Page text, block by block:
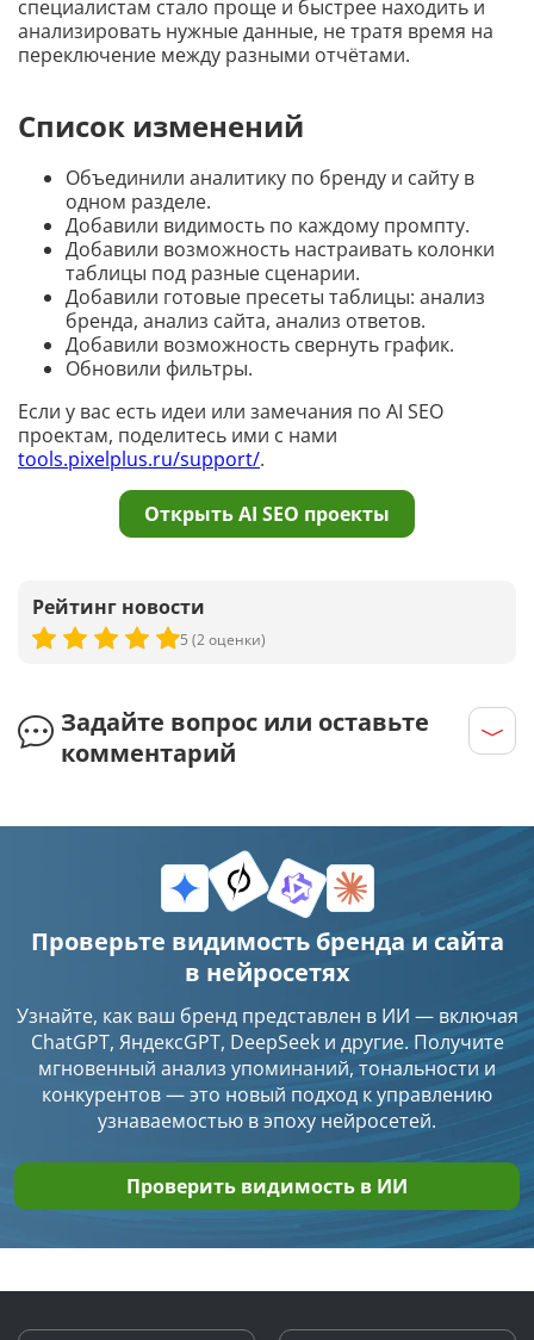
Семантическое ядро
Комплексный анализ запросов
Группировка запросов по ТОПу
Лемматизация и удаление дублей
Список запросов из Яндекс Вебмастера
Детальный анализ запроса
Сбор частот и запросов из Яндекс Вордстат
Поисковые подсказки Яндекса
Поисковые подсказки Google
Подбор семантики для сайта или страницы
Поиск дополняющих запросов
Аудит и аналитика
Проверка позиций сайта в Яндексе и Google
Список URL в ТОП
Проверка индексации страниц в Яндексе и
Google
Отправка на индексацию страниц в Яндекс
и Google
Быстрый анализ списка сайтов
Yandex Search API (Яндекс.XML)
Анализ поведенческих факторов в Яндексе
Яндекс.Метрики
специалистам стало проще и быстрее находить и
анализировать нужные данные, не тратя время на
переключение между разными отчётами.
Список изменений
Объединили аналитику по бренду и сайту в
одном разделе.
Добавили видимость по каждому промпту.
Добавили возможность настраивать колонки
таблицы под разные сценарии.
Добавили готовые пресеты таблицы: анализ
бренда, анализ сайта, анализ ответов.
Добавили возможность свернуть график.
Обновили фильтры.
Если у вас есть идеи или замечания по AI SEO
проектам, поделитесь ими с нами
tools.pixelplus.ru/support/.
Открыть AI SEO проекты
Рейтинг новости
5 (2 оценки)
Задайте вопрос или оставьте
комментарий
Проверьте видимость бренда и сайта
в нейросетях
Узнайте, как ваш бренд представлен в ИИ — включая
ChatGPT, ЯндексGPT, DeepSeek и другие. Получите
мгновенный анализ упоминаний, тональности и
конкурентов — это новый подход к управлению
узнаваемостью в эпоху нейросетей.
Проверить видимость в ИИ